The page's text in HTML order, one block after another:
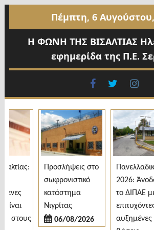
περιεχόμενο
Πέμπτη, 6
Η ΦΩΝΗ ΤΗΣ ΒΙΣΑΛΤΙΑΣ
εφημερίδα της Π.Ε.
facebook
twitter
στους
Προσλήψεις στο
σωφρονιστικό
κατάστημα
Νιγρίτας
06/08/2026
Πανελλαδικές
2026: Άνοδος
το ΔΙΠΑΕ με
επιτυχόντες
αυξημένες